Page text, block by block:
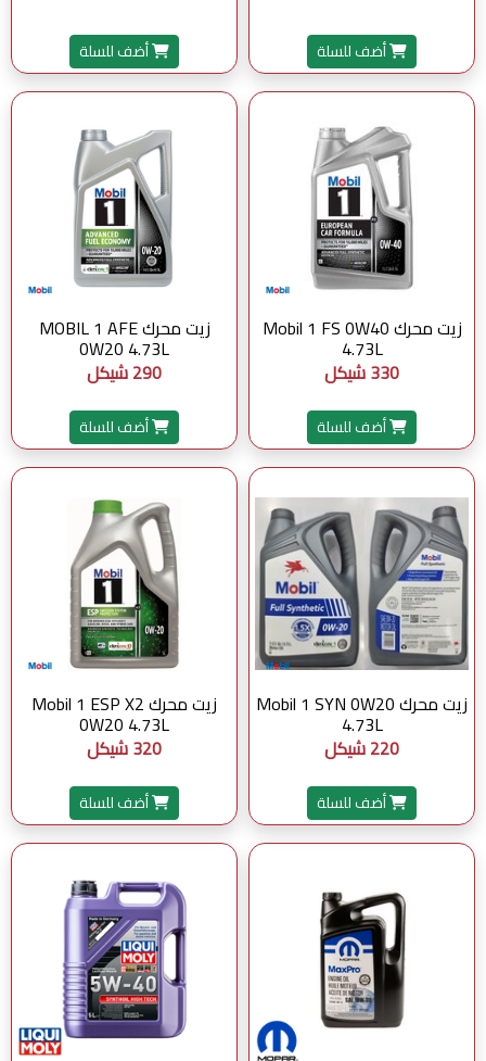
أضف للسلة أضف للسلة
زيت محرك Mobil 1 FS 0W40
4.73L
330 شيكل
أضف للسلة
زيت محرك MOBIL 1 AFE
0W20 4.73L
290 شيكل
أضف للسلة
زيت محرك Mobil 1 SYN 0W20
4.73L
220 شيكل
أضف للسلة
زيت محرك Mobil 1 ESP X2
0W20 4.73L
320 شيكل
أضف للسلة